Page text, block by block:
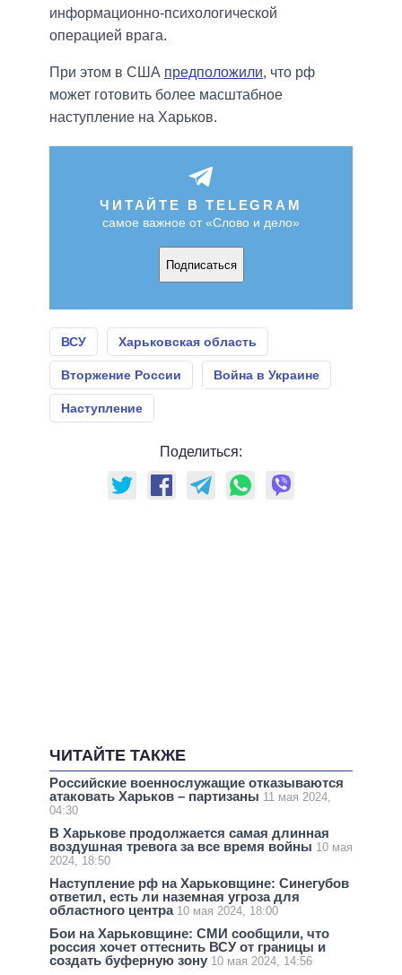
информационно-психологической
операцией врага.
При этом в США предположили, что рф
может готовить более масштабное
наступление на Харьков.
ЧИТАЙТЕ В TELEGRAM
самое важное от «Слово и дело»
Подписаться
ВСУ Харьковская область
Вторжение России Война в Украине
Наступление
Поделиться:
ЧИТАЙТЕ ТАКЖЕ
Российские военнослужащие отказываются
атаковать Харьков – партизаны 11 мая 2024,
04:30
В Харькове продолжается самая длинная
воздушная тревога за все время войны 10 мая
2024, 18:50
Наступление рф на Харьковщине: Синегубов
ответил, есть ли наземная угроза для
областного центра 10 мая 2024, 18:00
Бои на Харьковщине: СМИ сообщили, что
россия хочет оттеснить ВСУ от границы и
создать буферную зону 10 мая 2024, 14:56